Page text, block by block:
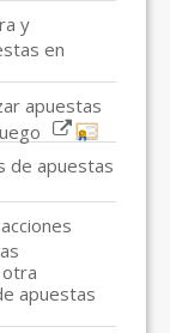
y
en
apuestas
de apuestas
otra
apuestas